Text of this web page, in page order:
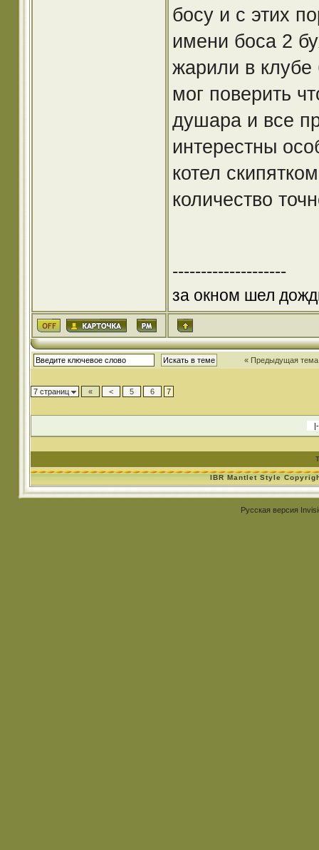
босу и с этих
имени боса 2
жарили в
мог поверить
душара и все
интерестны
котел
количество
--------------------
за окном шел
« Предыдущая тема
7 страниц « < 5 6 7
IBR Mantlet Style
Русская версия